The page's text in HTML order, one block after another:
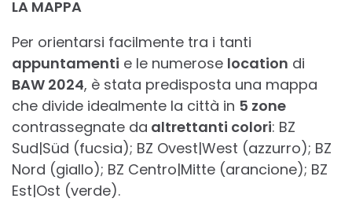
LA MAPPA
Per orientarsi facilmente tra i tanti
appuntamenti e le numerose location di
BAW 2024, è stata predisposta una mappa
che divide idealmente la città in 5 zone
contrassegnate da altrettanti colori: BZ
Sud|Süd (fucsia); BZ Ovest|West (azzurro); BZ
Nord (giallo); BZ Centro|Mitte (arancione); BZ
Est|Ost (verde).